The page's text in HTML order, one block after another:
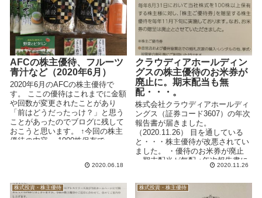
AFCの株主優待、フルーツ
青汁など（2020年6月）
2020年6月のAFCの株主優待で
す。 ここの優待はこれまでに金額
や回数が変更されたことがあり
「前はどうだったっけ？」と思う
ことがあったのでブログに残して
おこうと思います。 ↑今回の株主
優待の内容。 1000株保有で
2020.06.18
クラウディアホールディン
グスの株主優待のお米券が
廃止に。期末配当も無
配・・・。
株式会社クラウディアホールディ
ングス（証券コード3607）の年次
報告書が届きました。
（2020.11.26） 目を通している
と・・・株主優待が改悪されてい
ました。 ・優待のお米券が廃止
・期末配当が無配 ↑年次報告書に
2020.11.26
株式投資・株主優待 株式投資・株主優待